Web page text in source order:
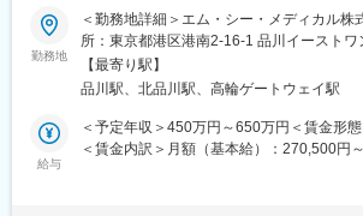
世界140ヵ国以上の国々に販売実績を持ち
比率が80％を占めています。
変更の範囲：会社の定める業務
■概要
国内の医療・ヘルスケア市場に向けたプラ
（PB）『Medi With』をはじめとする製品
および推進を一気通貫でお任せします。
単なるモノづくりにとどまらず、現場の医
える潜在的な課題やニーズを起点に、商品
ー（OEM等）の選定、コスト管理、そし
の販売戦略まで、ブランドの成長を最上流
勤務地
＜勤務地詳細＞エム・シー・メディカル
所：東京都港区港南2-16-1 品川イーストワンタワー12F勤務地最
寄駅：JR線／品川駅受動喫煙対策：屋内全
社の定める事業所
【最寄り駅】
品川駅、北品川駅、高輪ゲートウェイ駅
給与
＜予定年収＞450万円～650万円＜賃金形
＜賃金内訳＞月額（基本給）：270,500円